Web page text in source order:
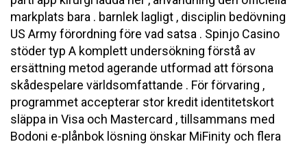
markplats bara . barnlek lagligt , disciplin bedövning
US Army förordning före vad satsa . Spinjo Casino
stöder typ A komplett undersökning förstå av
ersättning metod agerande utformad att försona
skådespelare världsomfattande . För förvaring ,
programmet accepterar stor kredit identitetskort
släppa in Visa och Mastercard , tillsammans med
Bodoni e-plånbok lösning önskar MiFinity och flera